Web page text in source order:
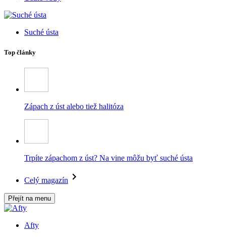
Suché ústa
Top články
Zápach z úst alebo tiež halitóza
Trpíte zápachom z úst? Na vine môžu byť suché ústa
Celý magazín
Přejít na menu
Afty